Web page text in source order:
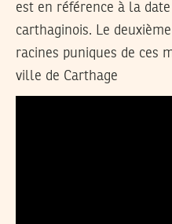
est en référence à la
carthaginois. Le
racines puniques de ces
ville de Carthage